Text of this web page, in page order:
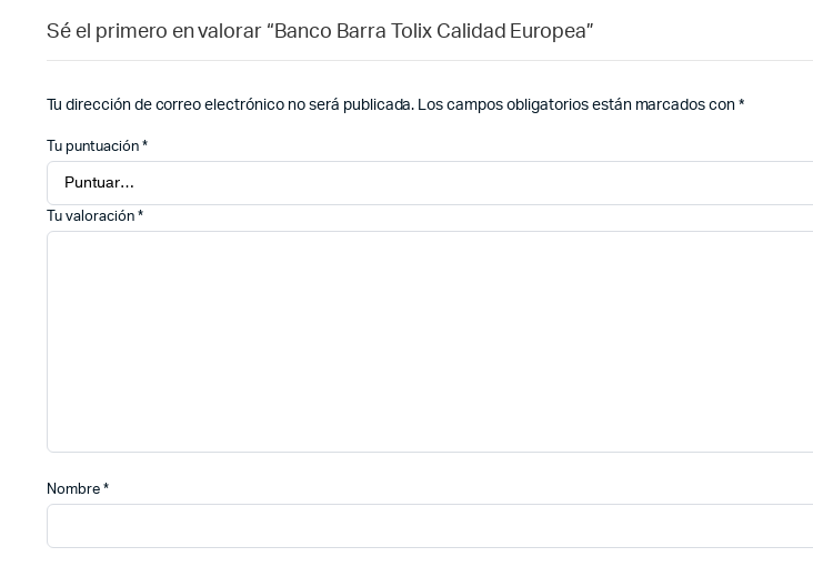
Sé el primero en valorar “Banco Barra Tolix Calidad Europea”
Tu dirección de correo electrónico no será publicada. Los campos obligatorios están marcados con*
Tu puntuación *
Tu valoración *
Nombre *